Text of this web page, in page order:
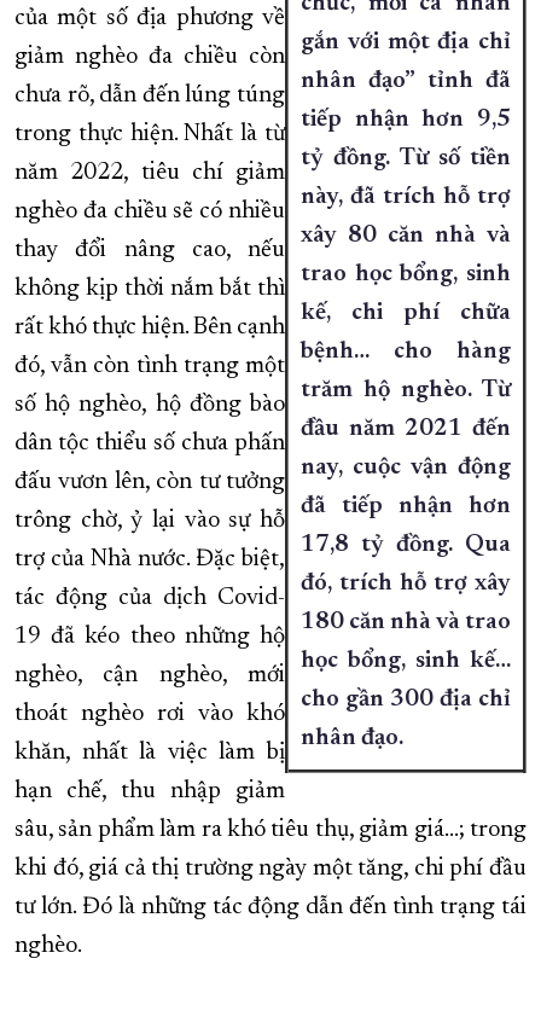
gắn với một địa chỉ
nhân đạo” tỉnh đã
tiếp nhận hơn 9,5
tỷ đồng. Từ số tiền
này, đã trích hỗ trợ
xây 80 căn nhà và
trao học bổng, sinh
kế, chi phí chữa
bệnh… cho hàng
trăm hộ nghèo. Từ
đầu năm 2021 đến
nay, cuộc vận động
đã tiếp nhận hơn
17,8 tỷ đồng. Qua
đó, trích hỗ trợ xây
180 căn nhà và trao
học bổng, sinh kế…
cho gần 300 địa chỉ
nhân đạo.
của một số địa phương về
giảm nghèo đa chiều còn
chưa rõ, dẫn đến lúng túng
trong thực hiện. Nhất là từ
năm 2022, tiêu chí giảm
nghèo đa chiều sẽ có nhiều
thay đổi nâng cao, nếu
không kịp thời nắm bắt thì
rất khó thực hiện. Bên cạnh
đó, vẫn còn tình trạng một
số hộ nghèo, hộ đồng bào
dân tộc thiểu số chưa phấn
đấu vươn lên, còn tư tưởng
trông chờ, ỷ lại vào sự hỗ
trợ của Nhà nước. Đặc biệt,
tác động của dịch Covid-
19 đã kéo theo những hộ
nghèo, cận nghèo, mới
thoát nghèo rơi vào khó
khăn, nhất là việc làm bị
hạn chế, thu nhập giảm
sâu, sản phẩm làm ra khó tiêu thụ, giảm giá…; trong
khi đó, giá cả thị trường ngày một tăng, chi phí đầu
tư lớn. Đó là những tác động dẫn đến tình trạng tái
nghèo.